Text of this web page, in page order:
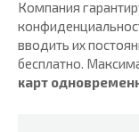
Компания
вводить их
бесплатно.
карт